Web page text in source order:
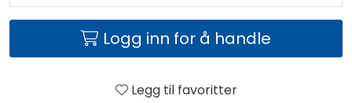
Logg inn for å handle
Legg til favoritter